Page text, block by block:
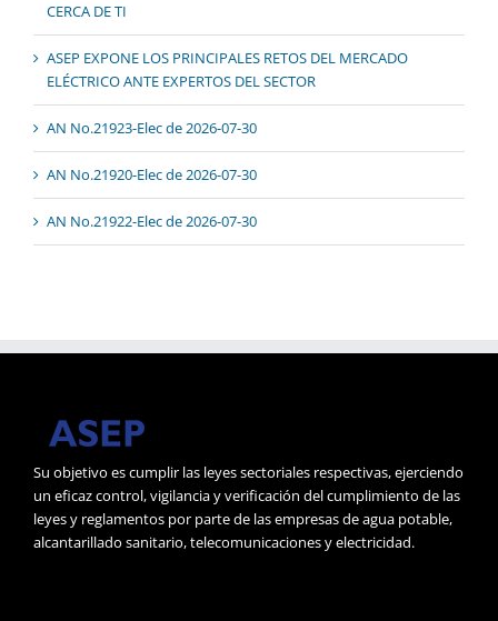
CERCA DE TI
ASEP EXPONE LOS PRINCIPALES RETOS DEL MERCADO
ELÉCTRICO ANTE EXPERTOS DEL SECTOR
AN No.21923-Elec de 2026-07-30
AN No.21920-Elec de 2026-07-30
AN No.21922-Elec de 2026-07-30
Su objetivo es cumplir las leyes sectoriales respectivas, ejerciendo
un eficaz control, vigilancia y verificación del cumplimiento de las
leyes y reglamentos por parte de las empresas de agua potable,
alcantarillado sanitario, telecomunicaciones y electricidad.